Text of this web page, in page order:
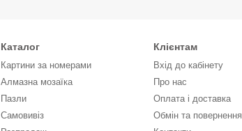
Каталог
Картини за номерами
Алмазна мозаїка
Пазли
Самовивіз
Клієнтам
Вхід до кабінету
Про нас
Оплата і доставка
Обмін та повернення